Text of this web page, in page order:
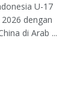
U-17
dengan
di Arab ...